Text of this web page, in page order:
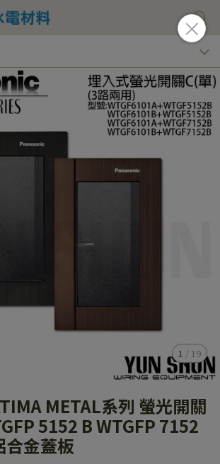
1 / 19
METAL系列 螢光開關
5152 B WTGFP 7152
合金蓋板